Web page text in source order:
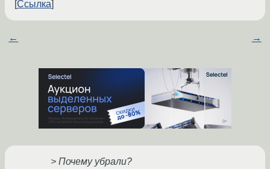
Ссылка
← →
> Почему убрали?